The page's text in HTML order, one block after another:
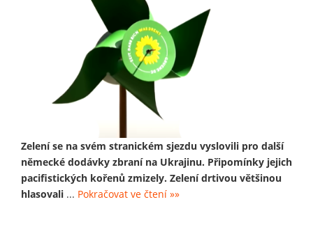
Zelení se na svém stranickém sjezdu vyslovili pro další
německé dodávky zbraní na Ukrajinu. Připomínky jejich
pacifistických kořenů zmizely. Zelení drtivou většinou
hlasovali ... Pokračovat ve čtení »»